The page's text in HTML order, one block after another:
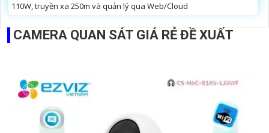
110W, truyền xa 250m và quản lý qua Web/Cloud
CAMERA QUAN SÁT GIÁ RẺ ĐỀ XUẤT